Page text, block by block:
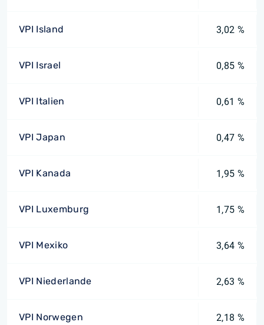
VPI Island 3,02 %
VPI Israel 0,85 %
VPI Italien 0,61 %
VPI Japan 0,47 %
VPI Kanada 1,95 %
VPI Luxemburg 1,75 %
VPI Mexiko 3,64 %
VPI Niederlande 2,63 %
VPI Norwegen 2,18 %